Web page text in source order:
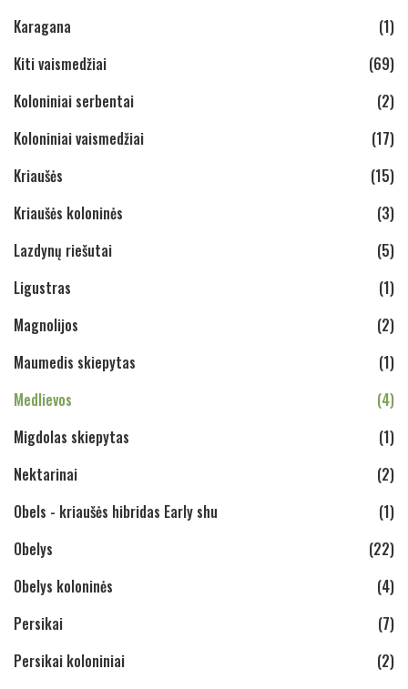
Karagana
(1)
Kiti vaismedžiai
(69)
Koloniniai serbentai
(2)
Koloniniai vaismedžiai
(17)
Kriaušės
(15)
Kriaušės koloninės
(3)
Lazdynų riešutai
(5)
Ligustras
(1)
Magnolijos
(2)
Maumedis skiepytas
(1)
Medlievos
(4)
Migdolas skiepytas
(1)
Nektarinai
(2)
Obels - kriaušės hibridas Early shu
(1)
Obelys
(22)
Obelys koloninės
(4)
Persikai
(7)
Persikai koloniniai
(2)